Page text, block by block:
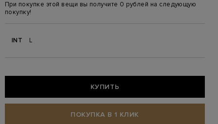
При покупке этой вещи вы получите 0 рублей на следующую
покупку!
INT L
КУПИТЬ
ПОКУПКА В 1 КЛИК